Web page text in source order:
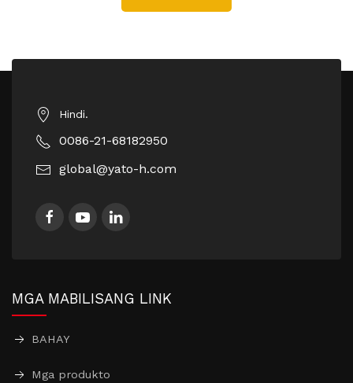
Hindi.
0086-21-68182950
global@yato-h.com
MGA MABILISANG LINK
BAHAY
Mga produkto